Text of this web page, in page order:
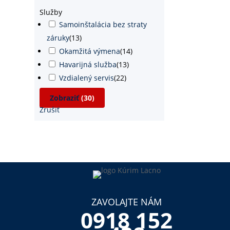
Služby
Samoinštalácia bez straty
záruky(13)
Okamžitá výmena(14)
Havarijná služba(13)
Vzdialený servis(22)
Zobraziť(30)
Zrušiť
ZAVOLAJTE NÁM
0918 152